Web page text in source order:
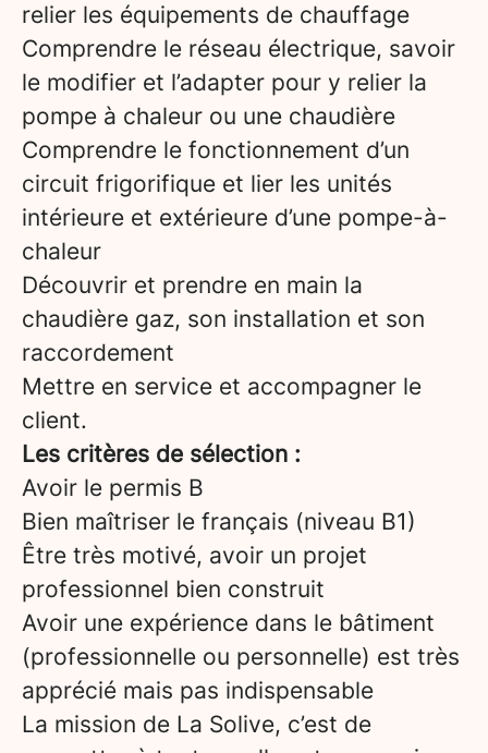
relier les équipements de chauffage
Comprendre le réseau électrique, savoir
le modifier et l’adapter pour y relier la
pompe à chaleur ou une chaudière
Comprendre le fonctionnement d’un
circuit frigorifique et lier les unités
intérieure et extérieure d’une pompe-à-
chaleur
Découvrir et prendre en main la
chaudière gaz, son installation et son
raccordement
Mettre en service et accompagner le
client.
Les critères de sélection :
Avoir le permis B
Bien maîtriser le français (niveau B1)
Être très motivé, avoir un projet
professionnel bien construit
Avoir une expérience dans le bâtiment
(professionnelle ou personnelle) est très
apprécié mais pas indispensable
La mission de La Solive, c’est de